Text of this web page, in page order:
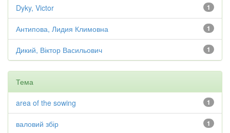
1
Dyky, Victor
1
Антипова, Лидия Климовна
1
Дикий, Віктор Васильович
Тема
1
area of the sowing
1
валовий збір